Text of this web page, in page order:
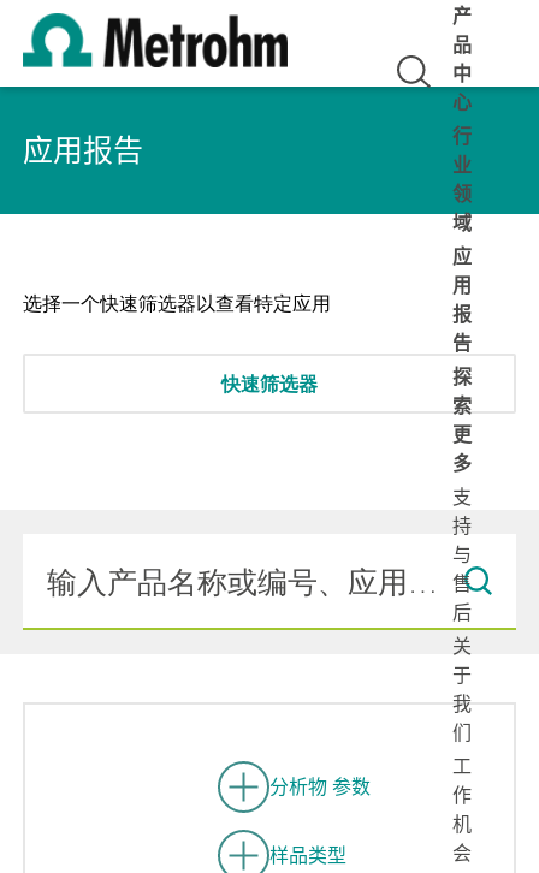
产
品
中
心
行
业
领
域
应
用
报
告
探
索
更
多
支
持
与
售
后
关
于
我
们
工
作
机
会
应用报告
选择一个快速筛选器以查看特定应用
快速筛选器
分析物 参数
样品类型